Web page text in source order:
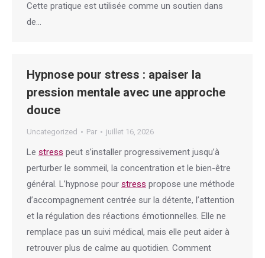
Cette pratique est utilisée comme un soutien dans
de…
Hypnose pour stress : apaiser la
pression mentale avec une approche
douce
Uncategorized Par juillet 16, 2026
Le stress peut s’installer progressivement jusqu’à
perturber le sommeil, la concentration et le bien-être
général. L’hypnose pour stress propose une méthode
d’accompagnement centrée sur la détente, l’attention
et la régulation des réactions émotionnelles. Elle ne
remplace pas un suivi médical, mais elle peut aider à
retrouver plus de calme au quotidien. Comment